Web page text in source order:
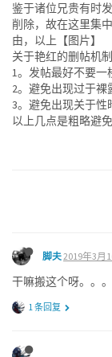
鉴于诸位兄贵有时
削除，故在这里集
由，以上【图片】
关于艳红的删帖机制
1。发帖最好不要
2。避免出现过于裸
3。避免出现关于性
以上几点是粗略避
脚夫2019年3月
干嘛搬这个呀。。。
1 条回复